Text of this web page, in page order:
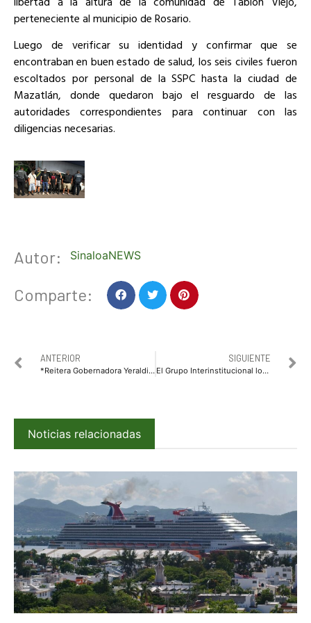
perteneciente al municipio de Rosario.
Luego de verificar su identidad y confirmar que se
encontraban en buen estado de salud, los seis civiles fueron
escoltados por personal de la SSPC hasta la ciudad de
Mazatlán, donde quedaron bajo el resguardo de las
autoridades correspondientes para continuar con las
diligencias necesarias.
Autor: SinaloaNEWS
Comparte:
ANTERIOR
*Reitera Gobernadora Yeraldine respaldo del Estado a productores y empacadores de mango del sur de Sinaloa*
SIGUIENTE
El Grupo Interinstitucional localiza a jóvenes originarios de Nayarit reportados como desaparecidos al sur de Sinaloa
Noticias relacionadas